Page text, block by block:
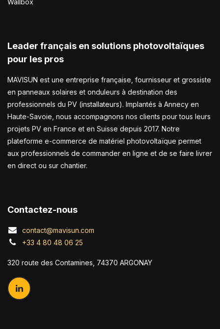
Wallbox
Leader français en solutions photovoltaïques
pour les pros
MAVISUN est une entreprise française, fournisseur et grossiste
en panneaux solaires et onduleurs à destination des
professionnels du PV (installateurs). Implantés à Annecy en
Haute-Savoie, nous accompagnons nos clients pour tous leurs
projets PV en France et en Suisse depuis 2017. Notre
plateforme e-commerce de matériel photovoltaïque permet
aux professionnels de commander en ligne et de se faire livrer
en direct ou sur chantier.
Contactez-nous
contact@mavisun.com
+33 4 80 48 06 25
320 route des Contamines, 74370 ARGONAY